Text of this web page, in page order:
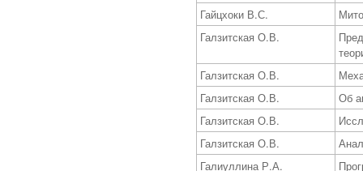
Гайцхоки В.С.
Галзитская О.В.
Галзитская О.В.
Галзитская О.В.
Об
Галзитская О.В.
Галзитская О.В.
Галиуллина Р.А.